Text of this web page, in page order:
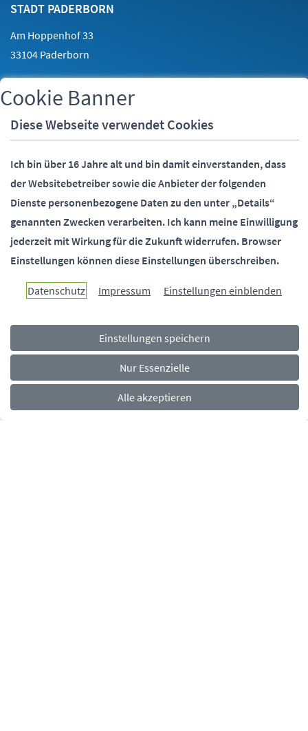
STADT PADERBORN
Am Hoppenhof 33
33104 Paderborn
Telefon:05251 88-0
Fax:
05251 88-2000
E-Mail: info@paderborn.de
SOCIALMEDIA
Paderborn überzeugt.
Rechtliches
Navigationsmenü Impressum Datenschutz Barrierefreiheit
Cookie Banner
Diese Webseite verwendet Cookies
Ich bin über 16 Jahre alt und bin damit einverstanden, dass
der Websitebetreiber sowie die Anbieter der folgenden
Dienste personenbezogene Daten zu den unter „Details“
genannten Zwecken verarbeiten. Ich kann meine Einwilligung
jederzeit mit Wirkung für die Zukunft widerrufen. Browser
Einstellungen können diese Einstellungen überschreiben.
Datenschutz Impressum Einstellungen einblenden
Einstellungen speichern
Nur Essenzielle
Alle akzeptieren